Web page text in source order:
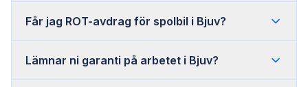
Får jag ROT-avdrag för spolbil i Bjuv?
Lämnar ni garanti på arbetet i Bjuv?